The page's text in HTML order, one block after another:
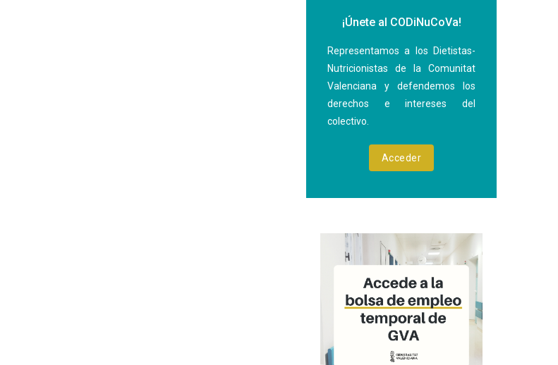
¡Únete al CODiNuCoVa!
Representamos a los Dietistas-
Nutricionistas de la Comunitat
Valenciana y defendemos los
derechos e intereses del
colectivo.
Acceder